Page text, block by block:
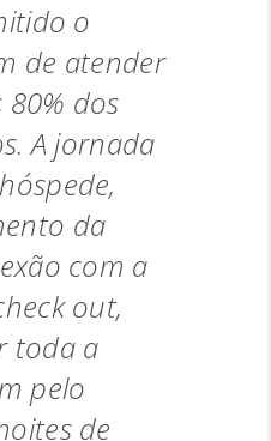
o
de atender
dos
A jornada
da
com a
out,
toda a
pelo
de